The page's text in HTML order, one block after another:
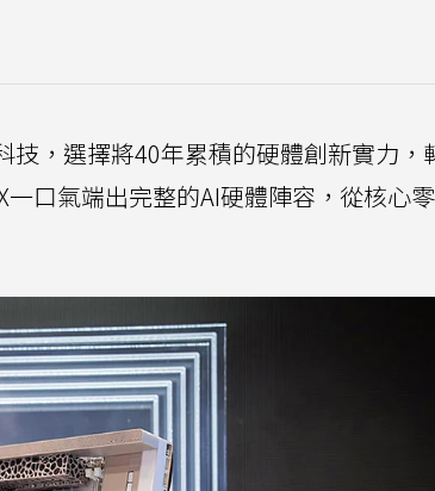
，選擇將40年累積的硬體創新實力，
一口氣端出完整的AI硬體陣容，從核心